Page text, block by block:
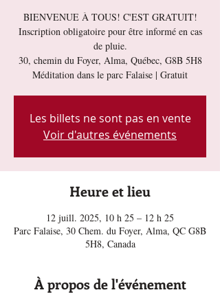
BIENVENUE À TOUS! C'EST GRATUIT!
Inscription obligatoire pour être informé en cas
de pluie.
30, chemin du Foyer, Alma, Québec, G8B 5H8
Méditation dans le parc Falaise | Gratuit
Les billets ne sont pas en vente
Voir d'autres événements
Heure et lieu
12 juill. 2025, 10 h 25 – 12 h 25
Parc Falaise, 30 Chem. du Foyer, Alma, QC G8B
5H8, Canada
À propos de l'événement